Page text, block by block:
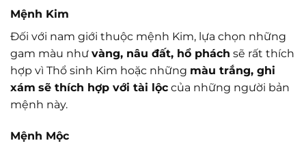
Mệnh Kim
Đối với nam giới thuộc mệnh Kim, lựa chọn những
gam màu như vàng, nâu đất, hổ phách sẽ rất thích
hợp vì Thổ sinh Kim hoặc những màu trắng, ghi
xám sẽ thích hợp với tài lộc của những người bản
mệnh này.
Mệnh Mộc